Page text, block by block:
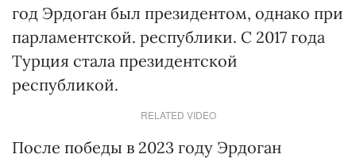
год Эрдоган был президентом, однако при
парламентской. республики. С 2017 года
Турция стала президентской
республикой.
RELATED VIDEO
После победы в 2023 году Эрдоган